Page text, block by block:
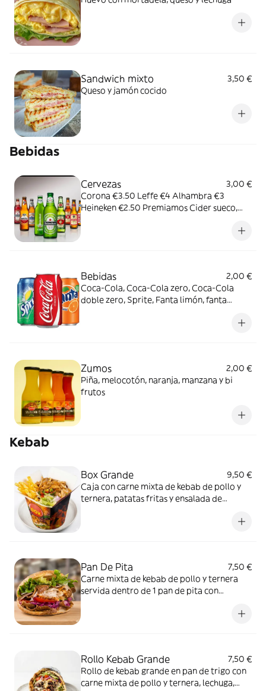
Sandwich mixto
3,50 €
Queso y jamón cocido
Bebidas
Cervezas
3,00 €
Corona €3.50 Leffe €4 Alhambra €3
Heineken €2.50 Premiamos Cider sueco,
Bebidas
2,00 €
Coca-Cola, Coca-Cola zero, Coca-Cola
doble zero, Sprite, Fanta limón, fanta
Zumos
2,00 €
Piña, melocotón, naranja, manzana y bi
frutos
Kebab
Box Grande
9,50 €
Caja con carne mixta de kebab de pollo y
ternera, patatas fritas y ensalada de
Pan De Pita
7,50 €
Carne mixta de kebab de pollo y ternera
servida dentro de 1 pan de pita con
Rollo Kebab Grande
7,50 €
Rollo de kebab grande en pan de trigo con
carne mixta de pollo y ternera, lechuga,